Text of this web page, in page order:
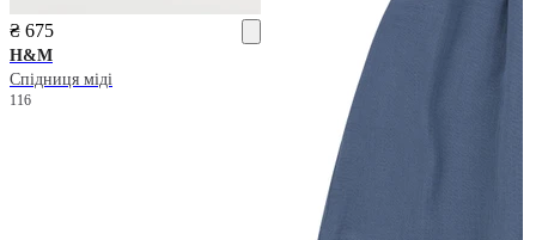
₴ 675
H&M
Спідниця міді
116